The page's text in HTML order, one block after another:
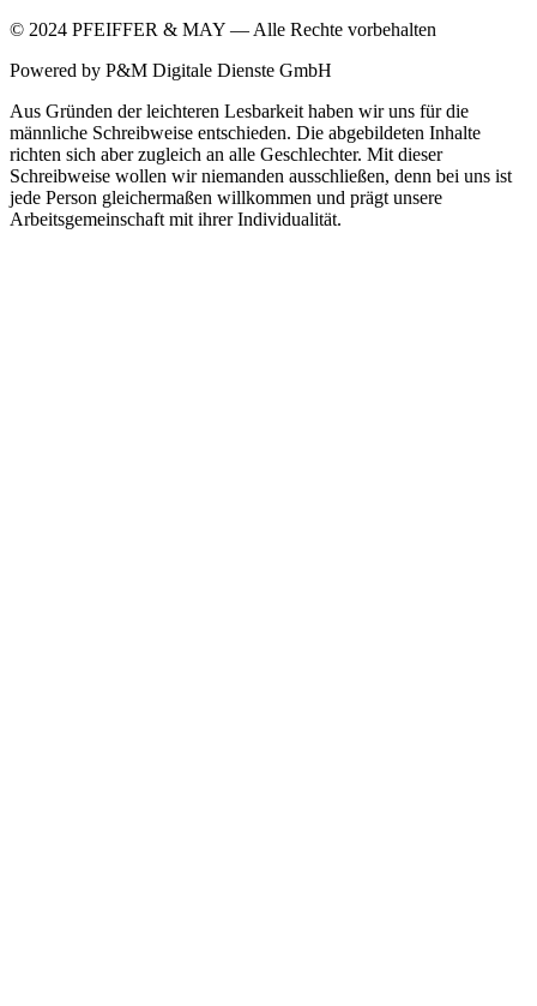
© 2024 PFEIFFER & MAY — Alle Rechte vorbehalten
Powered by P&M Digitale Dienste GmbH
Aus Gründen der leichteren Lesbarkeit haben wir uns für die
männliche Schreibweise entschieden. Die abgebildeten Inhalte
richten sich aber zugleich an alle Geschlechter. Mit dieser
Schreibweise wollen wir niemanden ausschließen, denn bei uns ist
jede Person gleichermaßen willkommen und prägt unsere
Arbeitsgemeinschaft mit ihrer Individualität.